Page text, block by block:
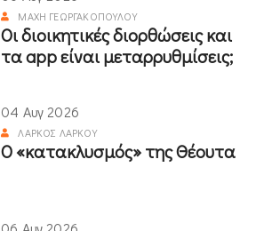
ΜΆΧΗ ΓΕΩΡΓΑΚΟΠΟΎΛΟΥ
Οι διοικητικές διορθώσεις και
τα app είναι μεταρρυθμίσεις;
04 Αυγ 2026
ΛΆΡΚΟΣ ΛΆΡΚΟΥ
Ο «κατακλυσμός» της Θέουτα